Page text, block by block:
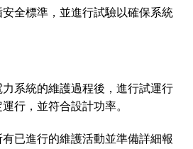
全標準，並進行試驗以確保系統
系統的維護過程後，進行試運行
行，並符合設計功率。
已進行的維護活動並準備詳細報